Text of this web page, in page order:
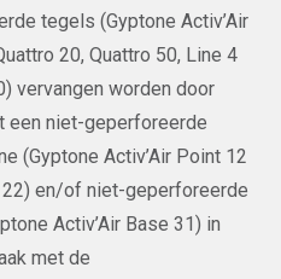
tegels (Gyptone Activ’Air
20, Quattro 50, Line 4
vervangen worden door
een niet-geperforeerde
(Gyptone Activ’Air Point 12
en/of niet-geperforeerde
Activ’Air Base 31) in
met de